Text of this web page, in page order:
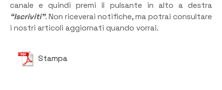
canale e quindi premi il pulsante in alto a destra
“Iscriviti”. Non riceverai notifiche, ma potrai consultare
i nostri articoli aggiornati quando vorrai.
Stampa